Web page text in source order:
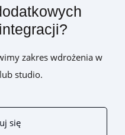
zakres wdrożenia w
studio.
się